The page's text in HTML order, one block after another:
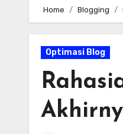
Home Blogging
Optimasi Blog